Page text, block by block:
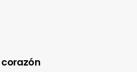
corazón